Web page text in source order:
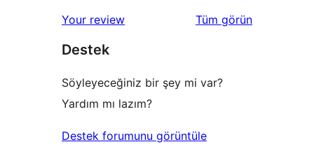
Your review Tüm değerlendirmeleri
görün
Destek
Söyleyeceğiniz bir şey mi var?
Yardım mı lazım?
Destek forumunu görüntüle